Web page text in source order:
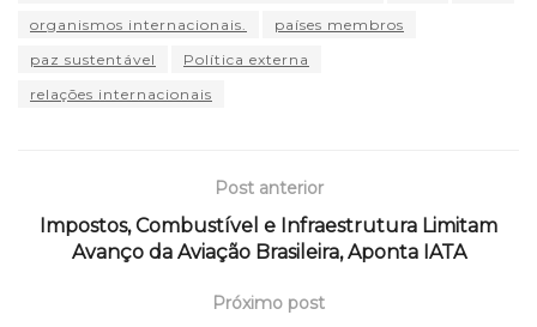
organismos internacionais.
países membros
paz sustentável
Política externa
relações internacionais
Post anterior
Impostos, Combustível e Infraestrutura Limitam
Avanço da Aviação Brasileira, Aponta IATA
Próximo post